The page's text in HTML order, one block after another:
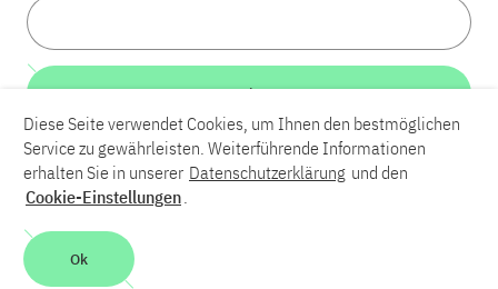
LinkedInBlueskyYouTube
Kontakt
Barrierefreiheit
Weiter
Diese Seite verwendet Cookies, um Ihnen den bestmöglichen
Service zu gewährleisten. Weiterführende Informationen
erhalten Sie in unserer Datenschutzerklärung und den
Cookie-Einstellungen.
Ok